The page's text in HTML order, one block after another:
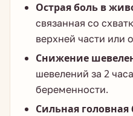
Острая боль в
связанная со
верхней части или
Снижение
шевелений за 2
беременности.
Сильная